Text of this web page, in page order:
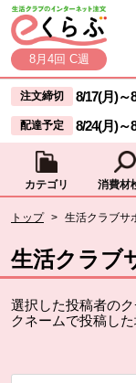
ページの先頭です。
本文へジャンプする。
8月4回 C週
ここからサイト内共
サイト内共通メニュ
注文締切 8/17(月)～
配達予定 8/24(月)～
カテゴリ 消費材
トップ > 生活クラブサ
生活クラブ
選択した投稿者の
クネームで投稿し